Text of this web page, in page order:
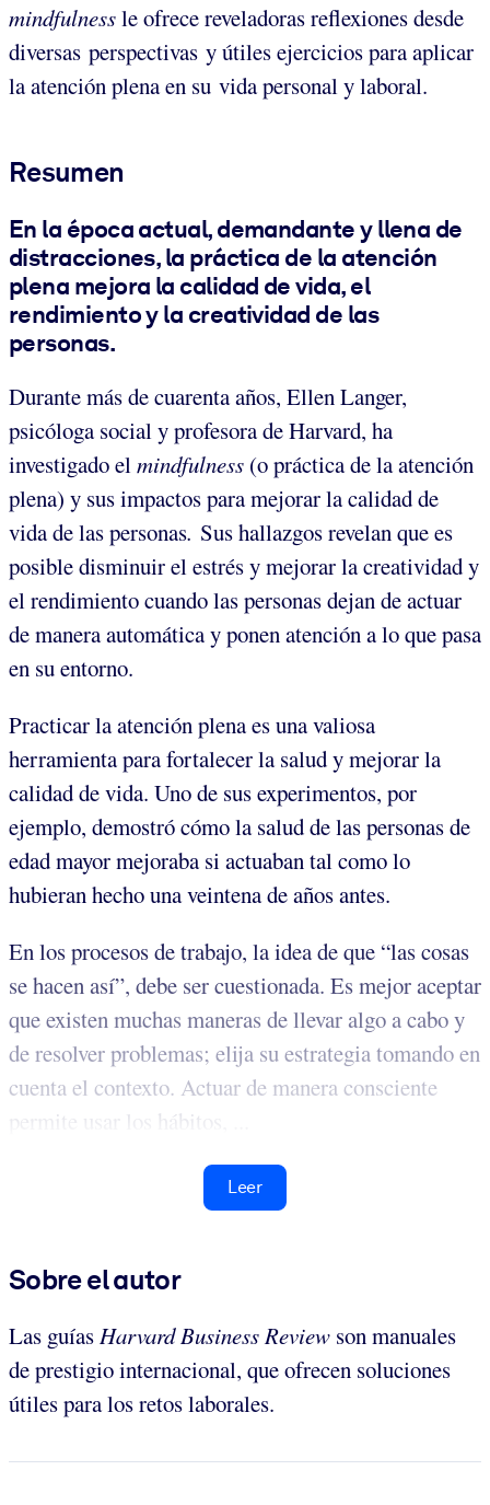
mindfulnessle ofrece reveladoras reflexiones desde
diversas perspectivas y útiles ejercicios para aplicar
la atención plena en su vida personal y laboral.
Resumen
En la época actual, demandante y llena de
distracciones, la práctica de la atención
plena mejora la calidad de vida, el
rendimiento y la creatividad de las
personas.
Durante más de cuarenta años, Ellen Langer,
psicóloga social y profesora de Harvard, ha
investigado elmindfulness (o práctica de la atención
plena) y sus impactos para mejorar la calidad de
vida de las personas. Sus hallazgos revelan que es
posible disminuir el estrés y mejorar la creatividad y
el rendimiento cuando las personas dejan de actuar
de manera automática y ponen atención a lo que pasa
en su entorno.
Practicar la atención plena es una valiosa
herramienta para fortalecer la salud y mejorar la
calidad de vida. Uno de sus experimentos, por
ejemplo, demostró cómo la salud de las personas de
edad mayor mejoraba si actuaban tal como lo
hubieran hecho una veintena de años antes.
En los procesos de trabajo, la idea de que “las cosas
se hacen así”, debe ser cuestionada. Es mejor aceptar
que existen muchas maneras de llevar algo a cabo y
de resolver problemas; elija su estrategia tomando en
cuenta el contexto. Actuar de manera consciente
permite usar los hábitos, ...
Leer
Sobre el autor
Las guíasHarvard Business Review son manuales
de prestigio internacional, que ofrecen soluciones
útiles para los retos laborales.